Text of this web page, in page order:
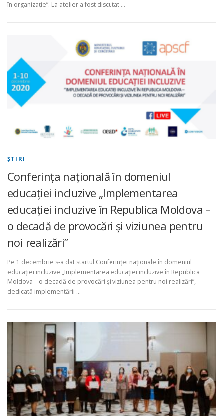
în organizație”. La atelier a fost discutat …
ŞTIRI
Conferința națională în domeniul
educației incluzive „Implementarea
educației incluzive în Republica Moldova –
o decadă de provocări și viziunea pentru
noi realizări”
Pe 1 decembrie s-a dat startul Conferinței naționale în domeniul
educației incluzive „Implementarea educației incluzive în Republica
Moldova – o decadă de provocări și viziunea pentru noi realizări”,
dedicată implementării …